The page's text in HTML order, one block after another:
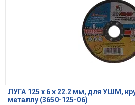
ЛУГА 125 х 6 х 22.2 мм, для УШМ,
металлу (3650-125-06)